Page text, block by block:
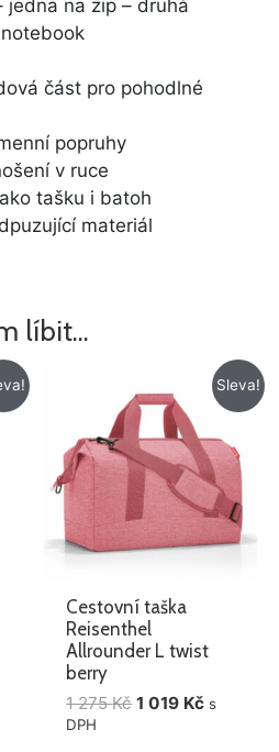
jedna na zip – druhá
část pro pohodlné
popruhy
v ruce
tašku i batoh
materiál
líbit…
Sleva!
Cestovní taška
Reisenthel
Allrounder L twist
berry
1 275Kč
cena
byla:
1
275 Kč.
1 019 Kč
Aktuální
cena
1
019 Kč.
s
DPH